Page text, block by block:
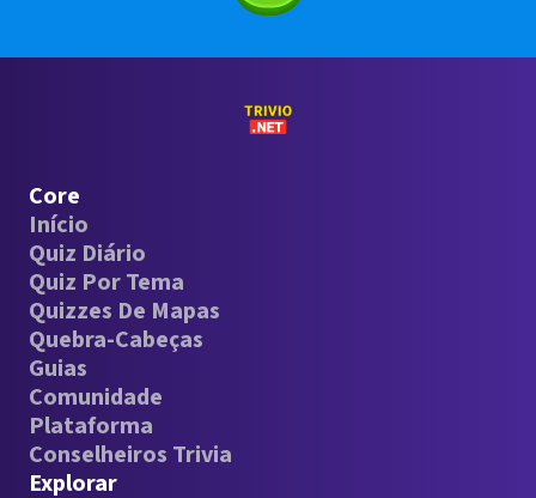
Core
Início
Quiz Diário
Quiz Por Tema
Quizzes De Mapas
Quebra-Cabeças
Guias
Comunidade
Plataforma
Conselheiros Trivia
Explorar